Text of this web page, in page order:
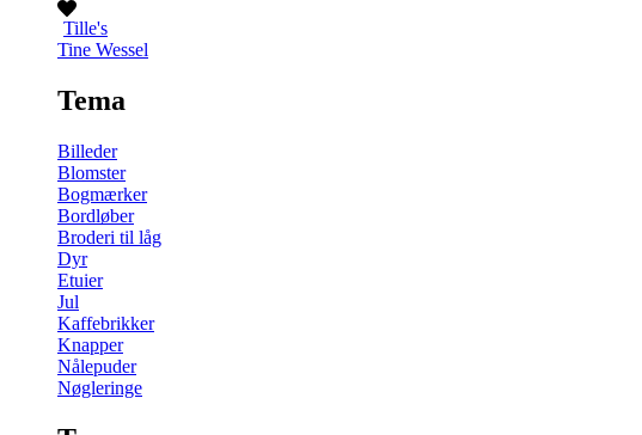
Tille's
Tine Wessel
Tema
Billeder
Blomster
Bogmærker
Bordløber
Broderi til låg
Dyr
Etuier
Jul
Kaffebrikker
Knapper
Nålepuder
Nøgleringe